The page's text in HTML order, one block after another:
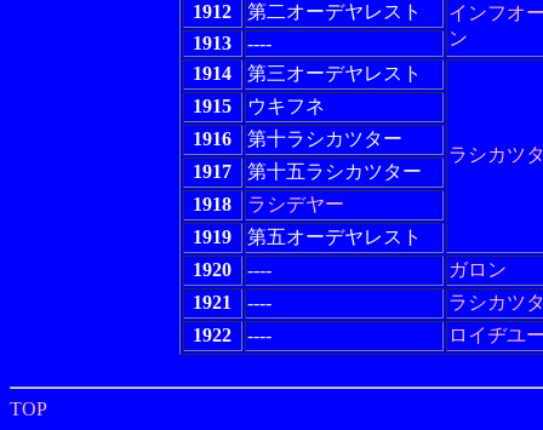
1912
第二オーデヤレスト
インフオ
ン
1913
----
1914
第三オーデヤレスト
ラシカツ
1915
ウキフネ
1916
第十ラシカツター
1917
第十五ラシカツター
1918
ラシデヤー
1919
第五オーデヤレスト
1920
----
ガロン
1921
----
ラシカツ
1922
---- ロイヂユ
TOP